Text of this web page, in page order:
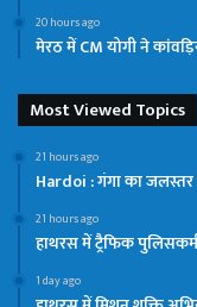
20 hours ago
मेरठ में CM योगी ने
Most Viewed Topics
21 hours ago
Hardoi : गंगा का जलस्तर
21 hours ago
हाथरस में ट्रैफिक
1 day ago